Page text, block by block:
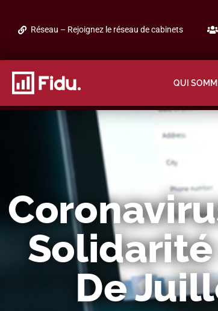
Réseau – Rejoignez le réseau de cabinets
QUI
Solidarité
De